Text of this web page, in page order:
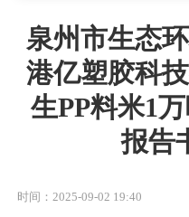
泉州市生态
港亿塑胶科
生PP料米1
报告
时间：2025-09-02 19:40